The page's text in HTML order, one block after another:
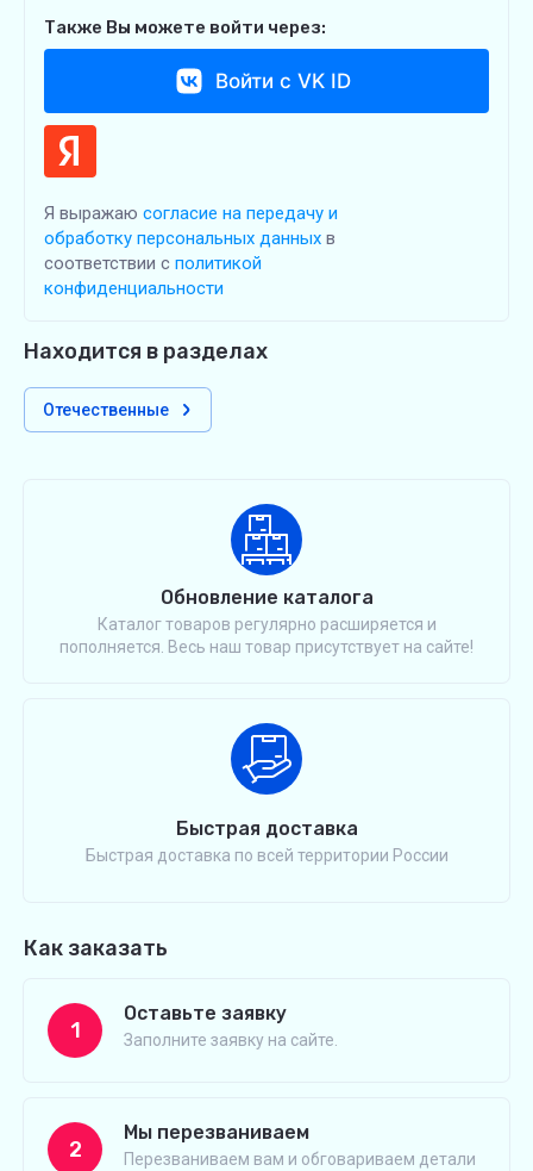
Также Вы можете войти через:
Войти с VK ID
Я выражаю согласие на передачу и
обработку персональных данных в
соответствии с политикой
конфиденциальности
Находится в разделах
Отечественные
Обновление каталога
Каталог товаров регулярно расширяется и
пополняется. Весь наш товар присутствует на сайте!
Быстрая доставка
Быстрая доставка по всей территории России
Как заказать
1
Оставьте заявку
Заполните заявку на сайте.
2
Мы перезваниваем
Перезваниваем вам и обговариваем детали